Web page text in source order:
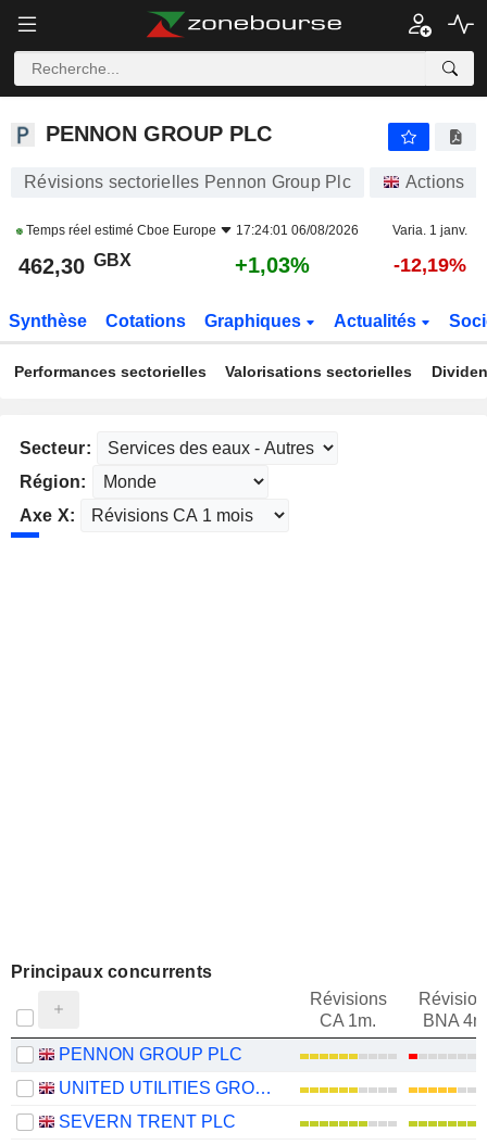
PENNON GROUP PLC
PENNON GROUP PLC
Révisions sectorielles Pennon Group Plc Actions
Temps réel estimé Cboe Europe 17:24:01 06/08/2026 Varia. 1 janv.
462,30 GBX +1,03% -12,19%
Synthèse Cotations Graphiques Actualités
Performances sectorielles Valorisations sectorielles
Secteur:
Région:
Axe X:
Principaux concurrents
Révisions
CA 1m.
BNA
PENNON GROUP PLC
UNITED UTILITIES GROUP PLC
SEVERN TRENT PLC